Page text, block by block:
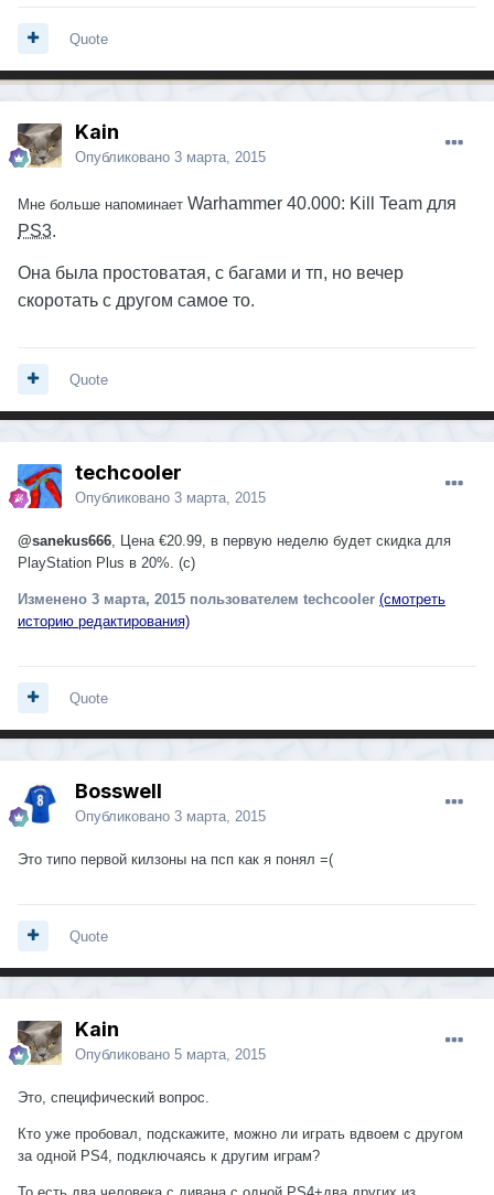
Quote
Kain
Опубликовано 3 марта, 2015
Мне больше напоминает Warhammer 40.000: Kill Team для
PS3.
Она была простоватая, с багами и тп, но вечер
скоротать с другом самое то.
Quote
techcooler
Опубликовано 3 марта, 2015
@sanekus666 , Цена €20.99, в первую неделю будет скидка для
PlayStation Plus в 20%. (с)
Изменено 3 марта, 2015 пользователем techcooler (смотреть
историю редактирования)
Quote
Bosswell
Опубликовано 3 марта, 2015
Это типо первой килзоны на псп как я понял =(
Quote
Kain
Опубликовано 5 марта, 2015
Это, специфический вопрос.
Кто уже пробовал, подскажите, можно ли играть вдвоем с другом
за одной PS4, подключаясь к другим играм?